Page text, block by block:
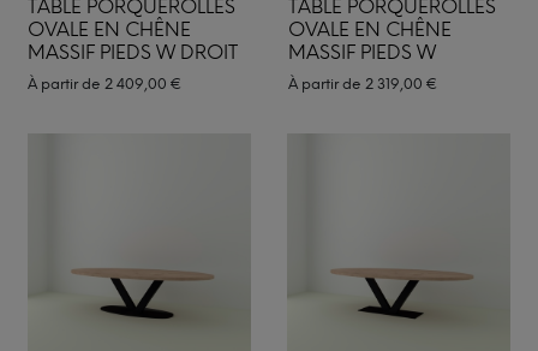
TABLE PORQUEROLLES
OVALE EN CHÊNE
MASSIF PIEDS W DROIT
À partir de 2 409,00 €
TABLE PORQUEROLLES
OVALE EN CHÊNE
MASSIF PIEDS W
À partir de 2 319,00 €